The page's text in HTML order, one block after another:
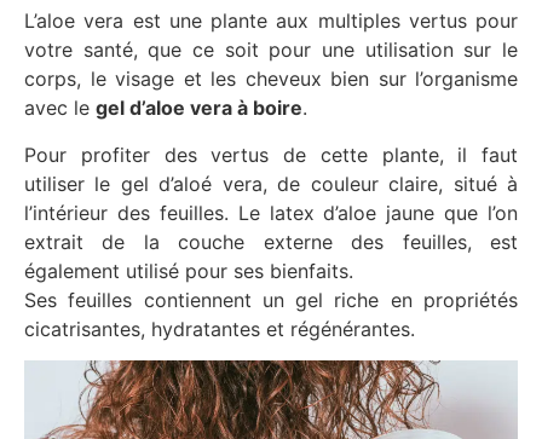
L’aloe vera est une plante aux multiples vertus pour
votre santé, que ce soit pour une utilisation sur le
corps, le visage et les cheveux bien sur l’organisme
avec le gel d’aloe vera à boire.
Pour profiter des vertus de cette plante, il faut
utiliser le gel d’aloé vera, de couleur claire, situé à
l’intérieur des feuilles. Le latex d’aloe jaune que l’on
extrait de la couche externe des feuilles, est
également utilisé pour ses bienfaits.
Ses feuilles contiennent un gel riche en propriétés
cicatrisantes, hydratantes et régénérantes.